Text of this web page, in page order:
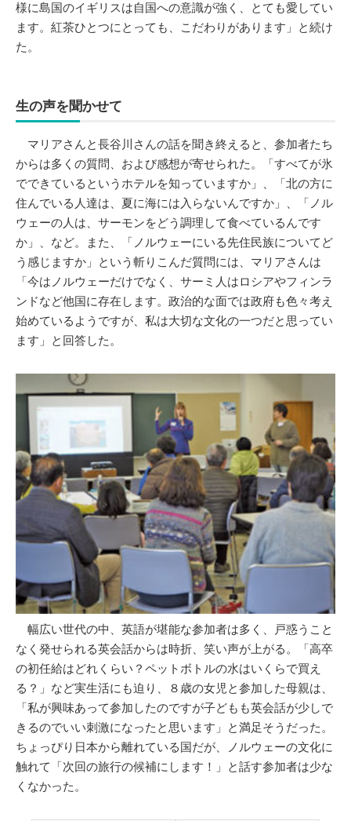
様に島国のイギリスは自国への意識が強く、とても愛してい
ます。紅茶ひとつにとっても、こだわりがあります」と続け
た。
生の声を聞かせて
マリアさんと長谷川さんの話を聞き終えると、参加者たち
からは多くの質問、および感想が寄せられた。「すべてが氷
でできているというホテルを知っていますか」、「北の方に
住んでいる人達は、夏に海には入らないんですか」、「ノル
ウェーの人は、サーモンをどう調理して食べているんです
か」、など。また、「ノルウェーにいる先住民族についてど
う感じますか」という斬りこんだ質問には、マリアさんは
「今はノルウェーだけでなく、サーミ人はロシアやフィンラ
ンドなど他国に存在します。政治的な面では政府も色々考え
始めているようですが、私は大切な文化の一つだと思ってい
ます」と回答した。
幅広い世代の中、英語が堪能な参加者は多く、戸惑うこと
なく発せられる英会話からは時折、笑い声が上がる。「高卒
の初任給はどれくらい？ペットボトルの水はいくらで買え
る？」など実生活にも迫り、８歳の女児と参加した母親は、
「私が興味あって参加したのですが子どもも英会話が少しで
きるのでいい刺激になったと思います」と満足そうだった。
ちょっぴり日本から離れている国だが、ノルウェーの文化に
触れて「次回の旅行の候補にします！」と話す参加者は少な
くなかった。